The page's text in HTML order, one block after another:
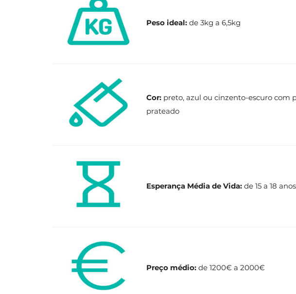
Peso ideal: de 3kg a 6,5kg
Cor: preto, azul ou cinzento-escuro com
prateado
Esperança Média de Vida: de 15 a 18 anos
Preço médio: de 1200€ a 2000€